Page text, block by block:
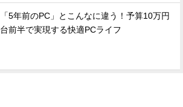
「5年前のPC」とこんなに違う！予算10万円
台前半で実現する快適PCライフ